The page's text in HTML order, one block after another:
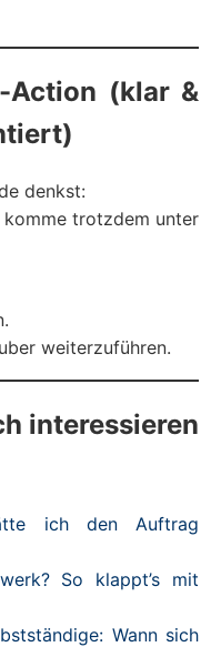
Action (klar &
denkst:
trotzdem unter
weiterzuführen.
interessieren
ich den Auftrag
So klappt’s mit
Wann sich